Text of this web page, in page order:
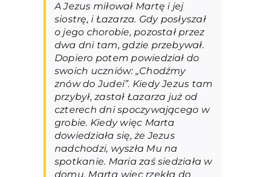
A Jezus miłował Martę i jej
siostrę, i Łazarza. Gdy posłyszał
o jego chorobie, pozostał przez
dwa dni tam, gdzie przebywał.
Dopiero potem powiedział do
swoich uczniów: „Chodźmy
znów do Judei”. Kiedy Jezus tam
przybył, zastał Łazarza już od
czterech dni spoczywającego w
grobie. Kiedy więc Marta
dowiedziała się, że Jezus
nadchodzi, wyszła Mu na
spotkanie. Maria zaś siedziała w
domu. Marta więc rzekła do